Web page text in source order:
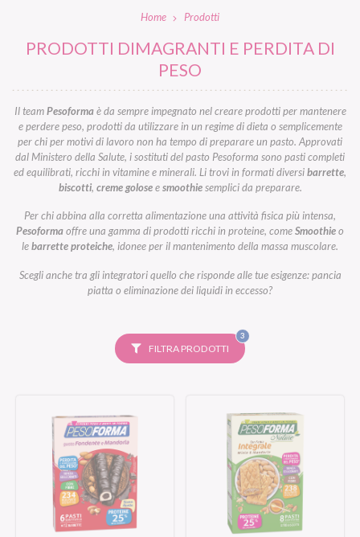
Home Prodotti
PRODOTTI DIMAGRANTI E PERDITA DI
PESO
Il teamPesoformaè da sempre impegnato nel creare prodotti per mantenere
e perdere peso, prodotti da utilizzare in un regime di dieta o semplicemente
per chi per motivi di lavoro non ha tempo di preparare un pasto. Approvati
dal Ministero della Salute, i sostituti del pasto Pesoforma sono pasti completi
ed equilibrati, ricchi in vitamine e minerali. Li trovi in formati diversibarrette,
biscotti, creme goloseesmoothiesemplici da preparare.
Per chi abbina alla corretta alimentazione una attività fisica più intensa,
Pesoformaoffre una gamma di prodotti ricchi in proteine, comeSmoothieo
lebarrette proteiche, idonee per il mantenimento della massa muscolare.
Scegli anche tra gli integratori quello che risponde alle tue esigenze: pancia
piatta o eliminazione dei liquidi in eccesso?
FILTRA PRODOTTI
3FILTRI
SELEZIONATI